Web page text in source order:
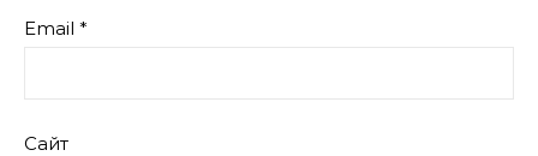
Email *
Сайт